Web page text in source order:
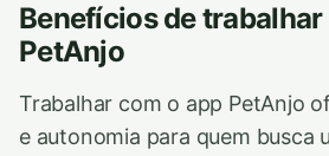
Benefícios de
PetAnjo
Trabalhar com o app PetAnjo
e autonomia para quem busca